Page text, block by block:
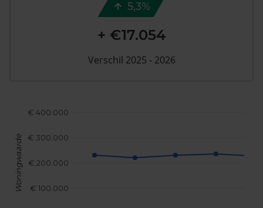
€ 100.000
€ 200.000
€ 300.000
€ 400.000
Woningwaarde
5,3%
+ €17.054
Verschil 2025 - 2026